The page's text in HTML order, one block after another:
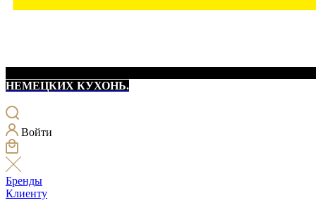
НЕМЕЦКИХ КУХОНЬ.
Войти
Бренды
Клиенту